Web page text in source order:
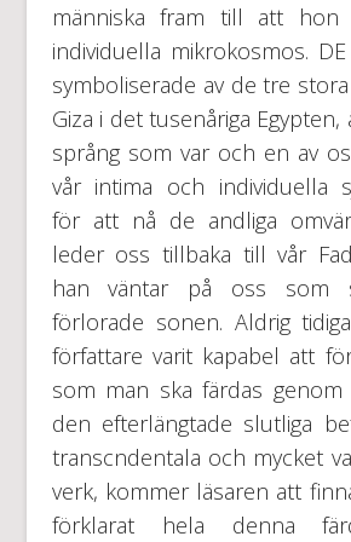
människa fram till att
individuella mikrokosmos. DE
symboliserade av de tre
Giza i det tusenåriga
språng som var och en av
vår intima och individuella
för att nå de andliga
leder oss tillbaka till vår
han väntar på oss som
förlorade sonen. Aldrig
författare varit kapabel att
som man ska färdas
den efterlängtade slutliga
transcndentala och mycket
verk, kommer läsaren att
förklarat hela denna